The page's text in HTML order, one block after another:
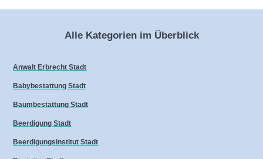
Alle Kategorien im Überblick
Anwalt Erbrecht Stadt
Babybestattung Stadt
Baumbestattung Stadt
Beerdigung Stadt
Beerdigungsinstitut Stadt